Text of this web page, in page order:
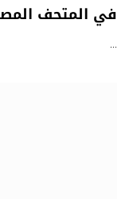
في المتحف
…